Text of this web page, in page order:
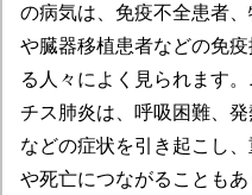
の病気は、免疫不全患者
や臓器移植患者などの免
る人々によく見られます
チス肺炎は、呼吸困難、
などの症状を引き起こし
や死亡につながることもあ